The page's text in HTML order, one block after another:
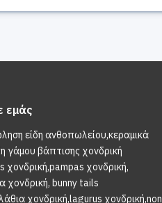
εμάς
είδη ανθοπωλείου,κεραμικά
γάμου βάπτισης χονδρική
χονδρική,pampas χονδρική,
χονδρική, bunny tails
χονδρική,lagurus χονδρική,non